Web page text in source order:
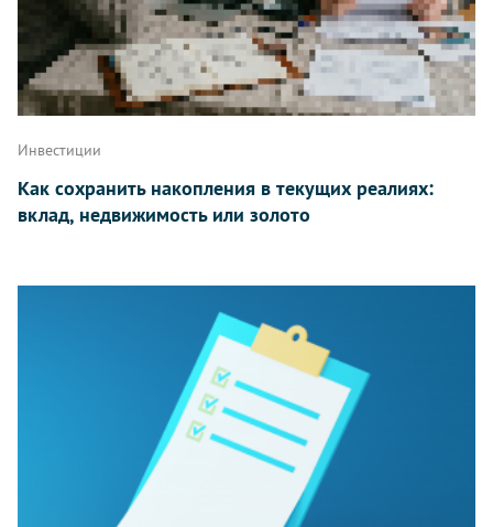
Инвестиции
Как сохранить накопления в текущих реалиях:
вклад, недвижимость или золото